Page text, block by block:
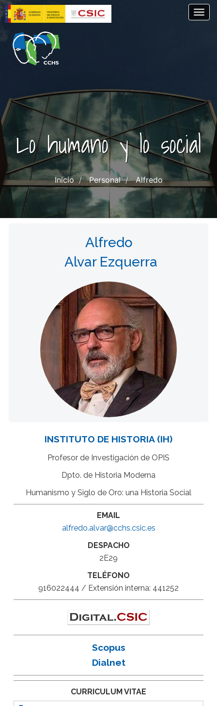
Pasar
al
contenido
principal
Lo humano y lo social
Inicio Personal Alfredo
Alfredo
Alvar Ezquerra
INSTITUTO DE HISTORIA (IH)
Profesor de Investigación de OPIS
Dpto. de Historia Moderna
Humanismo y Siglo de Oro: una Historia Social
EMAIL
alfredo.alvar@cchs.csic.es
DESPACHO
2E29
TELÉFONO
916022444 / Extensión interna: 441252
Scopus
Dialnet
CURRICULUM VITAE